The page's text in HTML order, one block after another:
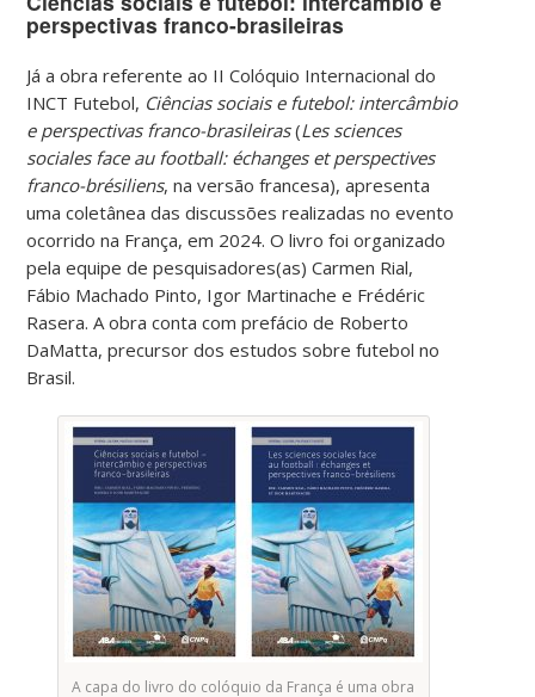
perspectivas franco-brasileiras
Já a obra referente ao II Colóquio Internacional do
INCT Futebol, Ciências sociais e futebol: intercâmbio
e perspectivas franco-brasileiras(Les sciences
sociales face au football: échanges et perspectives
franco-brésiliens, na versão francesa), apresenta
uma coletânea das discussões realizadas no evento
ocorrido na França, em 2024. O livro foi organizado
pela equipe de pesquisadores(as) Carmen Rial,
Fábio Machado Pinto, Igor Martinache e Frédéric
Rasera. A obra conta com prefácio de Roberto
DaMatta, precursor dos estudos sobre futebol no
Brasil.
A capa do livro do colóquio da França é uma obra